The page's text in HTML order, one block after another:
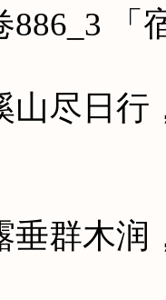
「
日行，
木润，